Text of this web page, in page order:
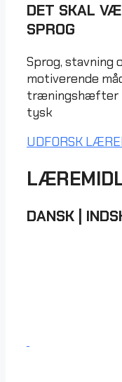
DET SKAL
SPROG
Sprog, stavning
motiverende
træningshæfter
tysk
UDFORSK
DANSK